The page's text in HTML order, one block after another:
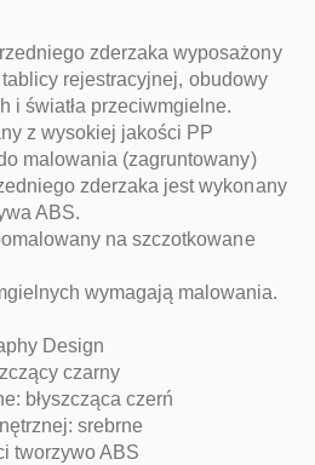
zderzaka wyposażony
rejestracyjnej, obudowy
i światła przeciwmgielne.
z wysokiej jakości PP
malowania (zagruntowany)
zderzaka jest wykonany
ABS.
na szczotkowane
wymagają malowania.
Design
czarny
błyszcząca czerń
srebrne
tworzywo ABS